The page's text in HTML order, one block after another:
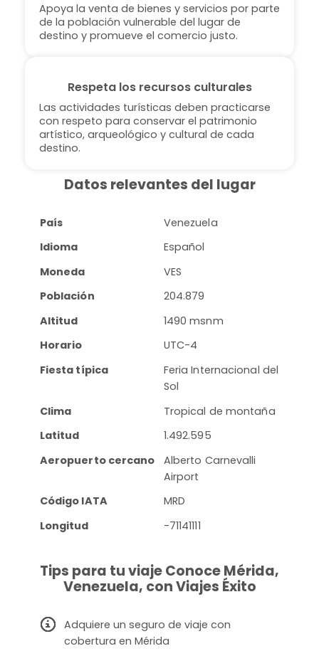
Apoya la venta de bienes y servicios por parte
de la población vulnerable del lugar de
destino y promueve el comercio justo.
Respeta los recursos culturales
Las actividades turísticas deben practicarse
con respeto para conservar el patrimonio
artístico, arqueológico y cultural de cada
destino.
Datos relevantes del lugar
País
Venezuela
Idioma
Español
Moneda
VES
Población
204.879
Altitud
1490 msnm
Horario
UTC-4
Fiesta típica
Feria Internacional del
Sol
Clima
Tropical de montaña
Latitud
1.492.595
Aeropuerto cercano
Alberto Carnevalli
Airport
Código IATA
MRD
Longitud
-71141111
Tips para tu viaje Conoce Mérida,
Venezuela, con Viajes Éxito
Adquiere un seguro de viaje con
cobertura en Mérida